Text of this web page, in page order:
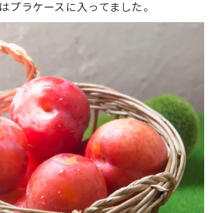
プラケースに入ってました。